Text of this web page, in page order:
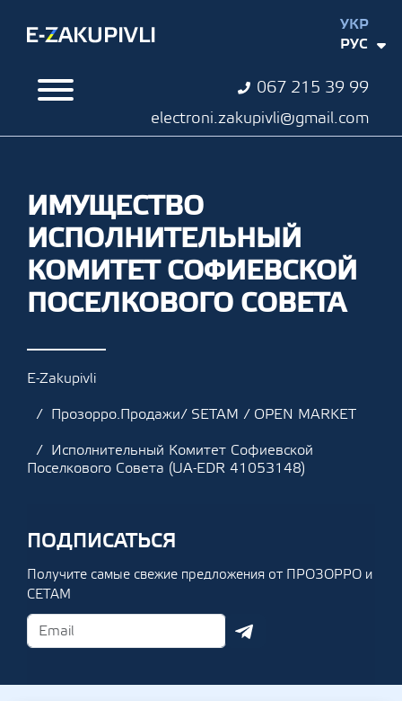
067 215 39 99
electroni.zakupivli@gmail.com
УКР
РУС
ИМУЩЕСТВО
ИСПОЛНИТЕЛЬНЫЙ
КОМИТЕТ СОФИЕВСКОЙ
ПОСЕЛКОВОГО СОВЕТА
E-Zakupivli
Прозорро.Продажи/ SETAM / OPEN MARKET
Исполнительный Комитет Софиевской
Поселкового Совета (UA-EDR 41053148)
ПОДПИСАТЬСЯ
Получите самые свежие предложения от ПРОЗОРРО и
СЕТАМ